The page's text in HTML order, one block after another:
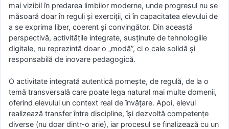
mai vizibil în predarea limbilor moderne, unde progresul nu se
măsoară doar în reguli și exerciții, ci în capacitatea elevului de
a se exprima liber, coerent și convingător. Din această
perspectivă, activitățile integrate, susținute de tehnologiile
digitale, nu reprezintă doar o „modă”, ci o cale solidă și
responsabilă de inovare pedagogică.
O activitate integrată autentică pornește, de regulă, de la o
temă transversală care poate lega natural mai multe domenii,
oferind elevului un context real de învățare. Apoi, elevul
realizează transfer între discipline, își dezvoltă competențe
diverse (nu doar dintr-o arie), iar procesul se finalizează cu un